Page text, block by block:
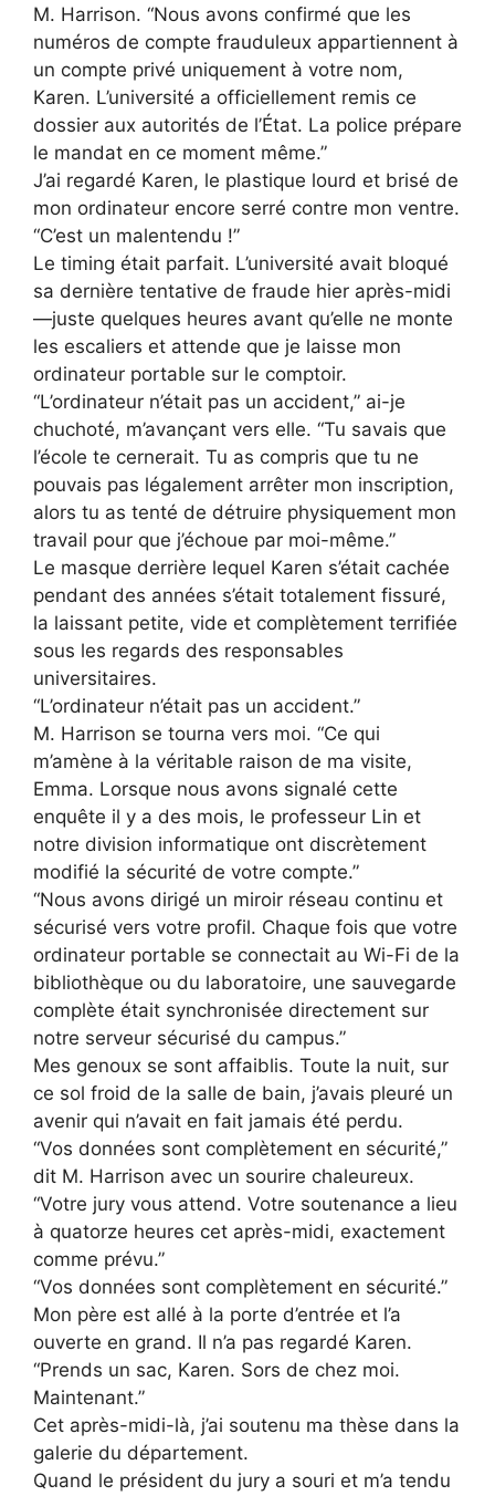
M. Harrison. “Nous avons confirmé que les
numéros de compte frauduleux appartiennent à
un compte privé uniquement à votre nom,
Karen. L’université a officiellement remis ce
dossier aux autorités de l’État. La police prépare
le mandat en ce moment même.”
J’ai regardé Karen, le plastique lourd et brisé de
mon ordinateur encore serré contre mon ventre.
“C’est un malentendu !”
Le timing était parfait. L’université avait bloqué
sa dernière tentative de fraude hier après-midi
—juste quelques heures avant qu’elle ne monte
les escaliers et attende que je laisse mon
ordinateur portable sur le comptoir.
“L’ordinateur n’était pas un accident,” ai-je
chuchoté, m’avançant vers elle. “Tu savais que
l’école te cernerait. Tu as compris que tu ne
pouvais pas légalement arrêter mon inscription,
alors tu as tenté de détruire physiquement mon
travail pour que j’échoue par moi-même.”
Le masque derrière lequel Karen s’était cachée
pendant des années s’était totalement fissuré,
la laissant petite, vide et complètement terrifiée
sous les regards des responsables
universitaires.
“L’ordinateur n’était pas un accident.”
M. Harrison se tourna vers moi. “Ce qui
m’amène à la véritable raison de ma visite,
Emma. Lorsque nous avons signalé cette
enquête il y a des mois, le professeur Lin et
notre division informatique ont discrètement
modifié la sécurité de votre compte.”
“Nous avons dirigé un miroir réseau continu et
sécurisé vers votre profil. Chaque fois que votre
ordinateur portable se connectait au Wi-Fi de la
bibliothèque ou du laboratoire, une sauvegarde
complète était synchronisée directement sur
notre serveur sécurisé du campus.”
Mes genoux se sont affaiblis. Toute la nuit, sur
ce sol froid de la salle de bain, j’avais pleuré un
avenir qui n’avait en fait jamais été perdu.
“Vos données sont complètement en sécurité,”
dit M. Harrison avec un sourire chaleureux.
“Votre jury vous attend. Votre soutenance a lieu
à quatorze heures cet après-midi, exactement
comme prévu.”
“Vos données sont complètement en sécurité.”
Mon père est allé à la porte d’entrée et l’a
ouverte en grand. Il n’a pas regardé Karen.
“Prends un sac, Karen. Sors de chez moi.
Maintenant.”
Cet après-midi-là, j’ai soutenu ma thèse dans la
galerie du département.
Quand le président du jury a souri et m’a tendu